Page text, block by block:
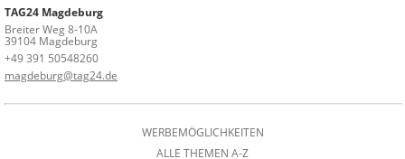
TAG24 Magdeburg
Breiter Weg 8-10A
39104 Magdeburg
+49 391 50548260
magdeburg@tag24.de
WERBEMÖGLICHKEITEN
ALLE THEMEN A-Z